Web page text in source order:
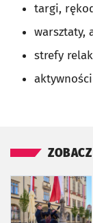
targi,
warsztaty,
strefy
otworzy się w